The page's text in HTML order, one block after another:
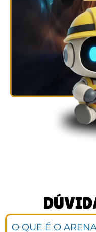
O QUE É O